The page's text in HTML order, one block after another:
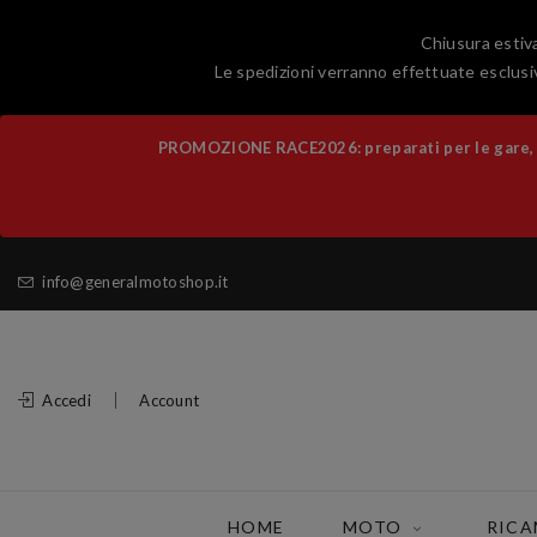
Chiusura
Le spedizioni verranno effettuate
PROMOZIONE RACE2026: preparati per le
info@generalmotoshop.it
Accedi Account
HOME MOTO